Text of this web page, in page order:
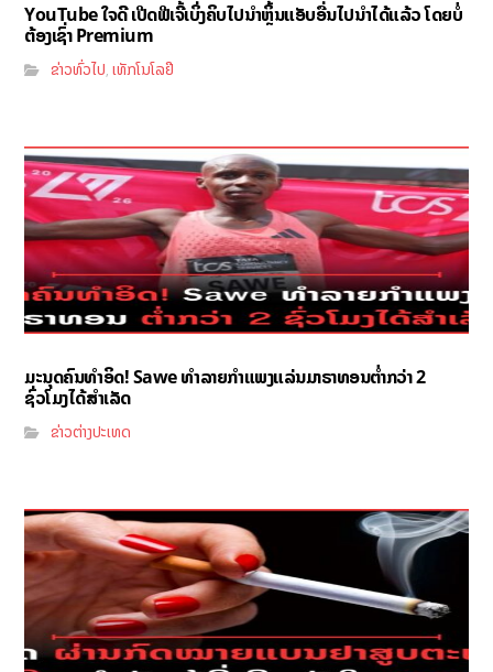
YouTube ໃຈດີ ເປີດຟີເຈີ້ເບິ່ງຄິບໄປນຳຫຼິ້ນແອັບອື່ນໄປນຳໄດ້ແລ້ວ ໂດຍບໍ່
ຕ້ອງເຊົ່າ Premium
ຂ່າວທົ່ວໄປ,ເທັກໂນໂລຢີ
ມະນຸດຄົນທຳອິດ! Sawe ທຳລາຍກຳແພງແລ່ນມາຣາທອນຕ່ຳກວ່າ 2
ຊົ່ວໂມງໄດ້ສຳເລັດ
ຂ່າວຕ່າງປະເທດ